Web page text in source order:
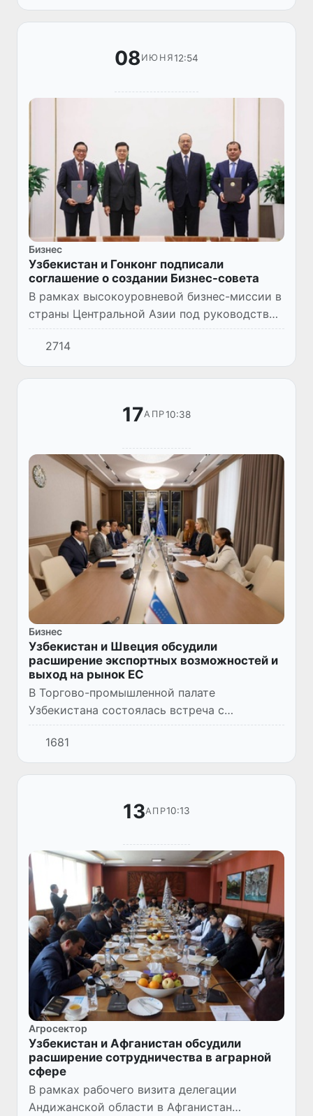
Hanseatic Connect, расположен...
08ИЮНЯ12:54
Бизнес
Узбекистан и Гонконг подписали
соглашение о создании Бизнес-совета
В рамках высокоуровневой бизнес-миссии в
страны Центральной Азии под руководством
главы Администрации Гонконгского
специального административного района
Джона Ли Каччиу подписан ме...
2714
17АПР10:38
Бизнес
Узбекистан и Швеция обсудили
расширение экспортных возможностей и
выход на рынок ЕС
В Торгово-промышленной палате
Узбекистана состоялась встреча с
представителями Национального торгового
совета Швеции (Kommerskollegium) -
заместителем директора департамента
1681
13АПР10:13
Агросектор
Узбекистан и Афганистан обсудили
расширение сотрудничества в аграрной
сфере
В рамках рабочего визита делегации
Андижанской области в Афганистан